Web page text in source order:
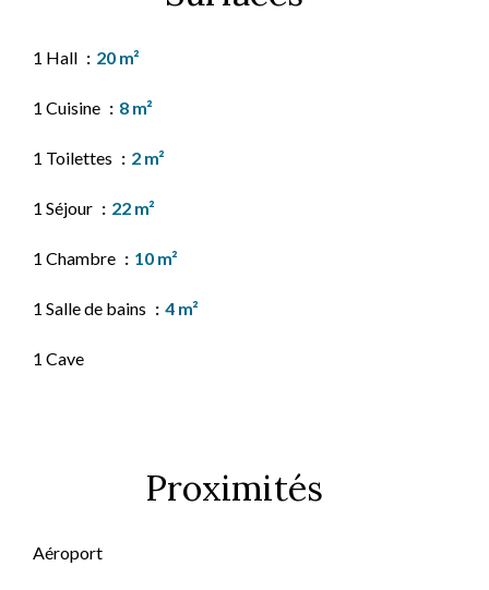
1 Hall 20 m²
1 Cuisine 8 m²
1 Toilettes 2 m²
1 Séjour 22 m²
1 Chambre 10 m²
1 Salle de bains 4 m²
1 Cave
Proximités
Aéroport